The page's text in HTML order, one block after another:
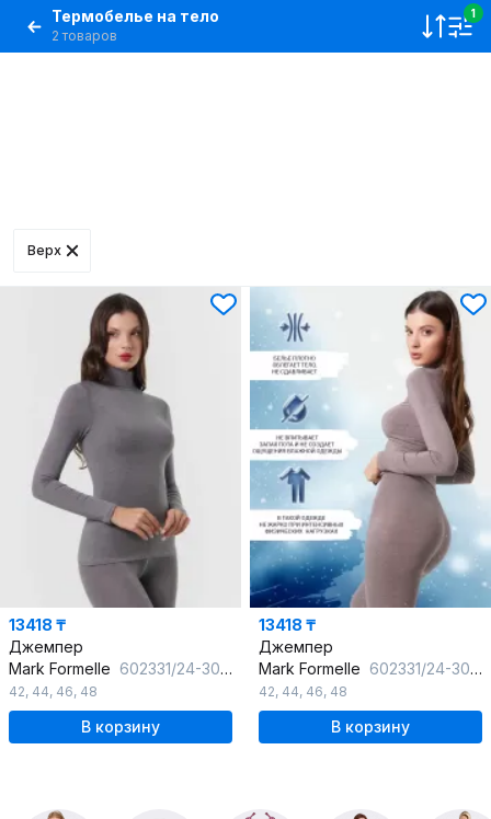
Термобелье на тело
2 товаров
1
Верх
13418 ₸
Джемпер
Mark Formelle 602331/24-30986Ц-20 серый_меланж_4306_А
42, 44, 46, 48
В корзину
13418 ₸
Джемпер
Mark Formelle 602331/24-30986Ц-20 тауп
42, 44, 46, 48
В корзину